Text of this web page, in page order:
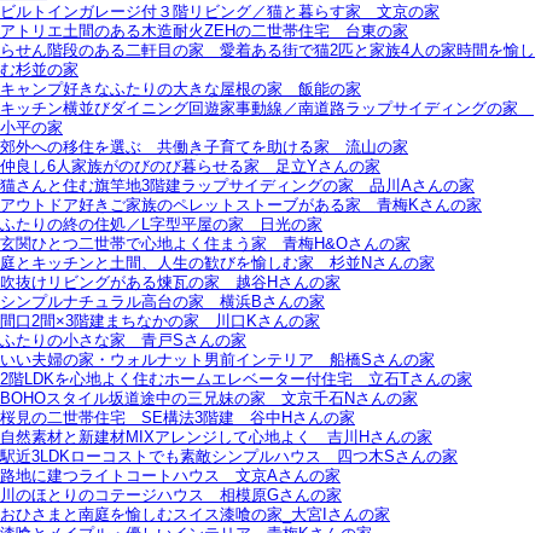
ビルトインガレージ付３階リビング／猫と暮らす家＿文京の家
アトリエ土間のある木造耐火ZEHの二世帯住宅＿台東の家
らせん階段のある二軒目の家＿愛着ある街で猫2匹と家族4人の家時間を愉し
む杉並の家
キャンプ好きなふたりの大きな屋根の家＿飯能の家
キッチン横並びダイニング回遊家事動線／南道路ラップサイディングの家＿
小平の家
郊外への移住を選ぶ＿共働き子育てを助ける家＿流山の家
仲良し6人家族がのびのび暮らせる家＿足立Yさんの家
猫さんと住む旗竿地3階建ラップサイディングの家＿品川Aさんの家
アウトドア好きご家族のペレットストーブがある家＿青梅Kさんの家
ふたりの終の住処／L字型平屋の家＿日光の家
玄関ひとつ二世帯で心地よく住まう家＿青梅H&Oさんの家
庭とキッチンと土間、人生の歓びを愉しむ家＿杉並Nさんの家
吹抜けリビングがある煉瓦の家＿越谷Hさんの家
シンプルナチュラル高台の家＿横浜Bさんの家
間口2間×3階建まちなかの家＿川口Kさんの家
ふたりの小さな家＿青戸Sさんの家
いい夫婦の家・ウォルナット男前インテリア＿船橋Sさんの家
2階LDKを心地よく住むホームエレベーター付住宅＿立石Tさんの家
BOHOスタイル坂道途中の三兄妹の家＿文京千石Nさんの家
桜見の二世帯住宅＿SE構法3階建＿谷中Hさんの家
自然素材と新建材MIXアレンジして心地よく＿吉川Hさんの家
駅近3LDKローコストでも素敵シンプルハウス＿四つ木Sさんの家
路地に建つライトコートハウス＿文京Aさんの家
川のほとりのコテージハウス＿相模原Gさんの家
おひさまと南庭を愉しむスイス漆喰の家_大宮Iさんの家